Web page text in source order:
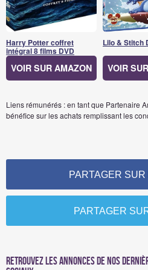
Harry Potter coffret
intégral 8 films DVD
VOIR SUR AMAZON
Lilo & Stitch
VOIR
Liens rémunérés : en tant que Partenaire
bénéfice sur les achats remplissant les
PARTAGER
PARTAGER
Retrouvez les annonces de nos